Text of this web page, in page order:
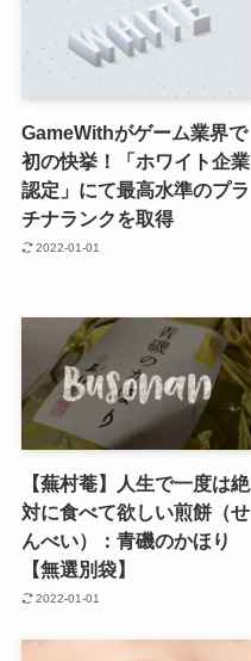
GameWithがゲーム業界で
初の快挙！「ホワイト企業
認定」にて最高水準のプラ
チナランクを取得
2022-01-01
【蕪村菴】人生で一度は絶
対に食べて欲しい煎餅（せ
んべい）：青磯のかほり
【無選別袋】
2022-01-01